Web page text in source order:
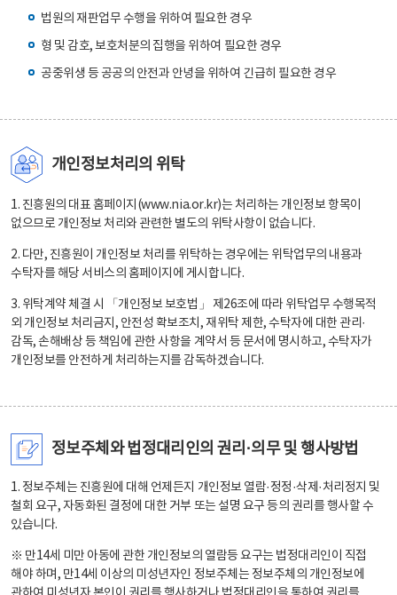
법원의 재판업무 수행을 위하여 필요한 경우
형 및 감호, 보호처분의 집행을 위하여 필요한 경우
공중위생 등 공공의 안전과 안녕을 위하여 긴급히 필요한 경우
개인정보처리의 위탁
1. 진흥원의 대표 홈페이지(www.nia.or.kr)는 처리하는 개인정보 항목이
없으므로 개인정보 처리와 관련한 별도의 위탁사항이 없습니다.
2. 다만, 진흥원이 개인정보 처리를 위탁하는 경우에는 위탁업무의 내용과
수탁자를 해당 서비스의 홈페이지에 게시합니다.
3. 위탁계약 체결 시 「개인정보 보호법」 제26조에 따라 위탁업무 수행목적
외 개인정보 처리금지, 안전성 확보조치, 재위탁 제한, 수탁자에 대한 관리·
감독, 손해배상 등 책임에 관한 사항을 계약서 등 문서에 명시하고, 수탁자가
개인정보를 안전하게 처리하는지를 감독하겠습니다.
정보주체와 법정대리인의 권리·의무 및 행사방법
1. 정보주체는 진흥원에 대해 언제든지 개인정보 열람·정정·삭제·처리정지 및
철회 요구, 자동화된 결정에 대한 거부 또는 설명 요구 등의 권리를 행사할 수
있습니다.
※ 만14세 미만 아동에 관한 개인정보의 열람등 요구는 법정대리인이 직접
해야 하며, 만14세 이상의 미성년자인 정보주체는 정보주체의 개인정보에